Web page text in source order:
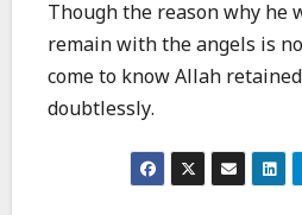
Though the reason why he
remain with the angels is
come to know Allah
doubtlessly.